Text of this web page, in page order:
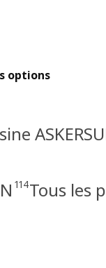
options
114Tous les